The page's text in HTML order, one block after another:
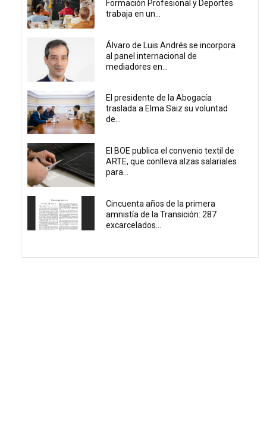
Formación Profesional y Deportes
trabaja en un...
Álvaro de Luis Andrés se incorpora
al panel internacional de
mediadores en...
El presidente de la Abogacía
traslada a Elma Saiz su voluntad
de...
El BOE publica el convenio textil de
ARTE, que conlleva alzas salariales
para...
Cincuenta años de la primera
amnistía de la Transición: 287
excarcelados...